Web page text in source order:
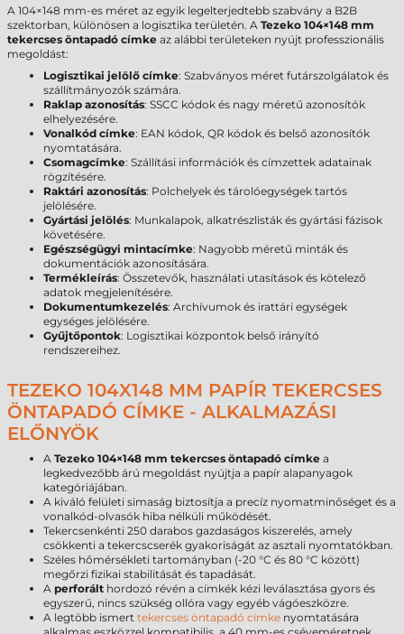
A 104×148 mm-es méret az egyik legelterjedtebb szabvány a B2B
szektorban, különösen a logisztika területén. A Tezeko 104×148 mm
tekercses öntapadó címke az alábbi területeken nyújt professzionális
megoldást:
Logisztikai jelölő címke: Szabványos méret futárszolgálatok és
szállítmányozók számára.
Raklap azonosítás: SSCC kódok és nagy méretű azonosítók
elhelyezésére.
Vonalkód címke: EAN kódok, QR kódok és belső azonosítók
nyomtatására.
Csomagcímke: Szállítási információk és címzettek adatainak
rögzítésére.
Raktári azonosítás: Polchelyek és tárolóegységek tartós
jelölésére.
Gyártási jelölés: Munkalapok, alkatrészlisták és gyártási fázisok
követésére.
Egészségügyi mintacímke: Nagyobb méretű minták és
dokumentációk azonosítására.
Termékleírás: Összetevők, használati utasítások és kötelező
adatok megjelenítésére.
Dokumentumkezelés: Archívumok és irattári egységek
egységes jelölésére.
Gyűjtőpontok: Logisztikai központok belső irányító
rendszereihez.
TEZEKO 104X148 MM PAPÍR TEKERCSES
ÖNTAPADÓ CÍMKE - ALKALMAZÁSI
ELŐNYÖK
A Tezeko 104×148 mm tekercses öntapadó címke a
legkedvezőbb árú megoldást nyújtja a papír alapanyagok
kategóriájában.
A kiváló felületi simaság biztosítja a precíz nyomatminőséget és a
vonalkód-olvasók hiba nélküli működését.
Tekercsenkénti 250 darabos gazdaságos kiszerelés, amely
csökkenti a tekercscserék gyakoriságát az asztali nyomtatókban.
Széles hőmérsékleti tartományban (-20 °C és 80 °C között)
megőrzi fizikai stabilitását és tapadását.
A perforált hordozó révén a címkék kézi leválasztása gyors és
egyszerű, nincs szükség ollóra vagy egyéb vágóeszközre.
A legtöbb ismert tekercses öntapadó címke nyomtatására